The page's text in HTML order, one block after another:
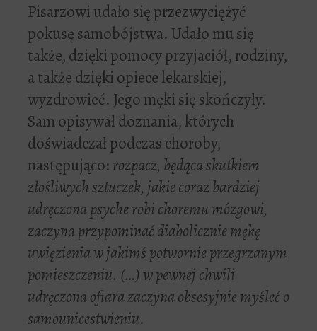
Pisarzowi udało się przezwyciężyć
pokusę samobójstwa. Udało mu się
także, dzięki pomocy przyjaciół, rodziny,
a także dzięki opiece lekarskiej,
wyzdrowieć. Jego męki się skończyły.
Sam opisywał doznania, których
doświadczał podczas choroby,
następująco:rozpacz, będąca skutkiem
złośliwych sztuczek, jakie coraz bardziej
udręczona psyche robi choremu mózgowi,
zaczyna przypominać diabolicznie mękę
uwięzienia w jakimś potwornie przegrzanym
pomieszczeniu. (…) w pewnej chwili
udręczona ofiara zaczyna obsesyjnie myśleć o
samounicestwieniu.